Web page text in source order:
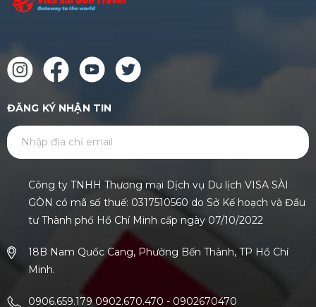
ĐĂNG KÝ NHẬN TIN
Công ty TNHH Thương mại Dịch vụ Du lịch VISA SÀI
GÒN có mã số thuế: 0317510560 do Sở Kế hoạch và Đầu
tư Thành phố Hồ Chí Minh cấp ngày 07/10/2022
18B Nam Quốc Cang, Phường Bến Thành, TP Hồ Chí
Minh.
0906.659.179 0902.670.470 - 0902670470